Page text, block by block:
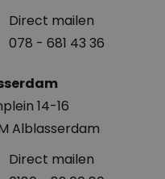
Direct mailen
078 - 681 43 36
14-16
Alblasserdam
Direct mailen